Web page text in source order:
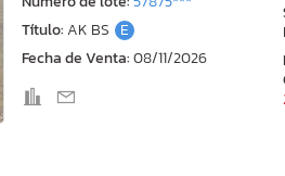
Título: AK BS E
Fecha de Venta:08/11/2026